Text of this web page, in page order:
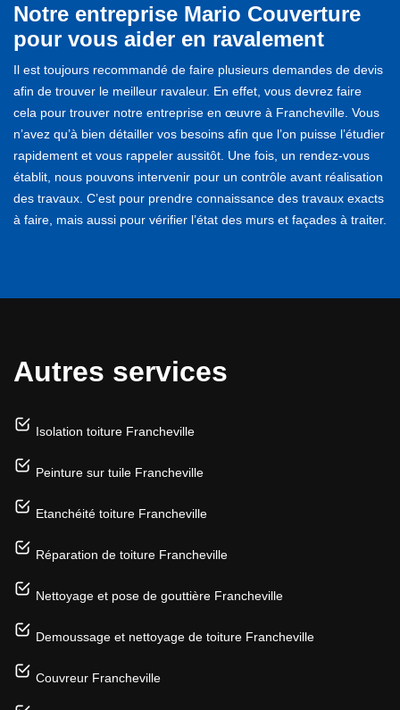
Notre entreprise Mario Couverture
pour vous aider en ravalement
Il est toujours recommandé de faire plusieurs demandes de devis
afin de trouver le meilleur ravaleur. En effet, vous devrez faire
cela pour trouver notre entreprise en œuvre à Francheville. Vous
n’avez qu’à bien détailler vos besoins afin que l’on puisse l’étudier
rapidement et vous rappeler aussitôt. Une fois, un rendez-vous
établit, nous pouvons intervenir pour un contrôle avant réalisation
des travaux. C’est pour prendre connaissance des travaux exacts
à faire, mais aussi pour vérifier l’état des murs et façades à traiter.
Autres services
Isolation toiture Francheville
Peinture sur tuile Francheville
Etanchéité toiture Francheville
Réparation de toiture Francheville
Nettoyage et pose de gouttière Francheville
Demoussage et nettoyage de toiture Francheville
Couvreur Francheville